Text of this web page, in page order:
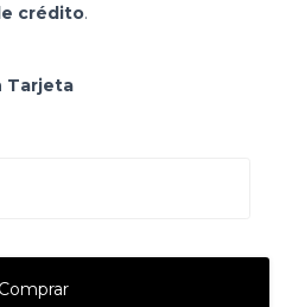
crédito.
Tarjeta